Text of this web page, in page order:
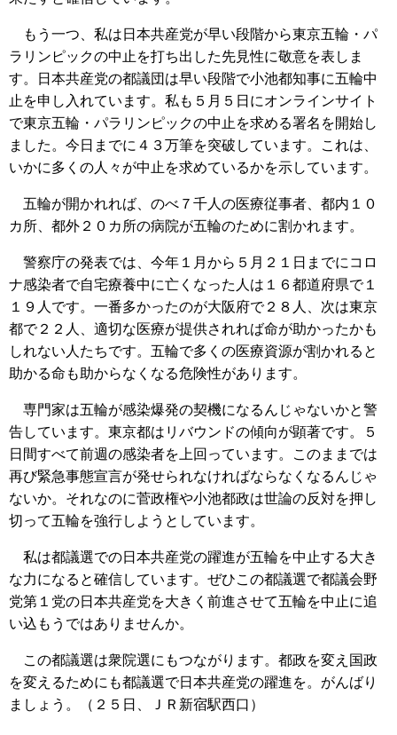
もう一つ、私は日本共産党が早い段階から東京五輪・パ
ラリンピックの中止を打ち出した先見性に敬意を表しま
す。日本共産党の都議団は早い段階で小池都知事に五輪中
止を申し入れています。私も５月５日にオンラインサイト
で東京五輪・パラリンピックの中止を求める署名を開始し
ました。今日までに４３万筆を突破しています。これは、
いかに多くの人々が中止を求めているかを示しています。
五輪が開かれれば、のべ７千人の医療従事者、都内１０
カ所、都外２０カ所の病院が五輪のために割かれます。
警察庁の発表では、今年１月から５月２１日までにコロ
ナ感染者で自宅療養中に亡くなった人は１６都道府県で１
１９人です。一番多かったのが大阪府で２８人、次は東京
都で２２人、適切な医療が提供されれば命が助かったかも
しれない人たちです。五輪で多くの医療資源が割かれると
助かる命も助からなくなる危険性があります。
専門家は五輪が感染爆発の契機になるんじゃないかと警
告しています。東京都はリバウンドの傾向が顕著です。５
日間すべて前週の感染者を上回っています。このままでは
再び緊急事態宣言が発せられなければならなくなるんじゃ
ないか。それなのに菅政権や小池都政は世論の反対を押し
切って五輪を強行しようとしています。
私は都議選での日本共産党の躍進が五輪を中止する大き
な力になると確信しています。ぜひこの都議選で都議会野
党第１党の日本共産党を大きく前進させて五輪を中止に追
い込もうではありませんか。
この都議選は衆院選にもつながります。都政を変え国政
を変えるためにも都議選で日本共産党の躍進を。がんばり
ましょう。（２５日、ＪＲ新宿駅西口）